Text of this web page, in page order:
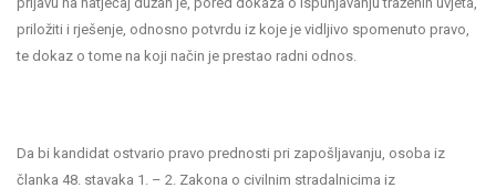
priložiti i rješenje, odnosno potvrdu iz koje je vidljivo spomenuto pravo,
te dokaz o tome na koji način je prestao radni odnos.
Da bi kandidat ostvario pravo prednosti pri zapošljavanju, osoba iz
članka 48. stavaka 1. – 2. Zakona o civilnim stradalnicima iz